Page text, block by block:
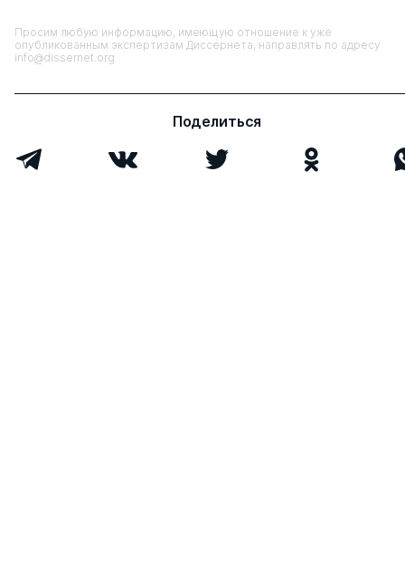
Просим любую информацию, имеющую отношение к уже
опубликованным экспертизам Диссернета, направлять по адресу
info@dissernet.org
Поделиться